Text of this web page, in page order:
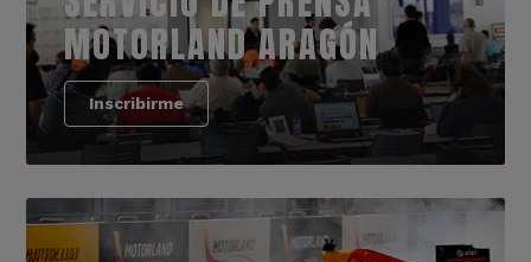
MOTORLAND ARAGÓN
Inscribirme